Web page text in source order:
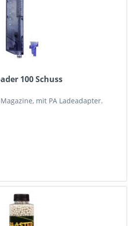
100 Schuss
mit PA Ladeadapter.